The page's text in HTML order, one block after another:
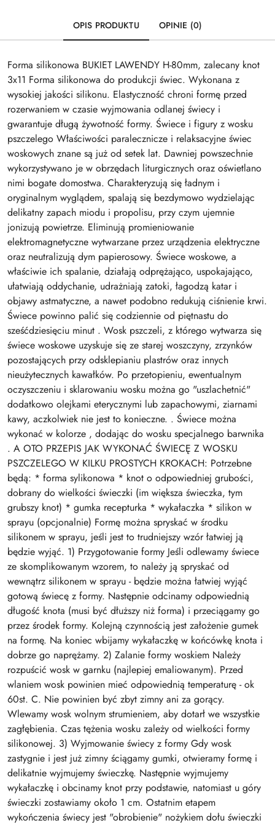
OPIS PRODUKTU OPINIE (0)
Forma silikonowa BUKIET LAWENDY H-80mm, zalecany knot
3x11 Forma silikonowa do produkcji świec. Wykonana z
wysokiej jakości silikonu. Elastyczność chroni formę przed
rozerwaniem w czasie wyjmowania odlanej świecy i
gwarantuje długą żywotność formy. Świece i figury z wosku
pszczelego Właściwości paralecznicze i relaksacyjne świec
woskowych znane są już od setek lat. Dawniej powszechnie
wykorzystywano je w obrzędach liturgicznych oraz oświetlano
nimi bogate domostwa. Charakteryzują się ładnym i
oryginalnym wyglądem, spalają się bezdymowo wydzielając
delikatny zapach miodu i propolisu, przy czym ujemnie
jonizują powietrze. Eliminują promieniowanie
elektromagnetyczne wytwarzane przez urządzenia elektryczne
oraz neutralizują dym papierosowy. Świece woskowe, a
właściwie ich spalanie, działają odprężająco, uspokajająco,
ułatwiają oddychanie, udrażniają zatoki, łagodzą katar i
objawy astmatyczne, a nawet podobno redukują ciśnienie krwi.
Świece powinno palić się codziennie od piętnastu do
sześćdziesięciu minut . Wosk pszczeli, z którego wytwarza się
świece woskowe uzyskuje się ze starej woszczyny, zrzynków
pozostających przy odsklepianiu plastrów oraz innych
nieużytecznych kawałków. Po przetopieniu, ewentualnym
oczyszczeniu i sklarowaniu wosku można go "uszlachetnić"
dodatkowo olejkami eterycznymi lub zapachowymi, ziarnami
kawy, aczkolwiek nie jest to konieczne. . Świece można
wykonać w kolorze , dodając do wosku specjalnego barwnika
. A OTO PRZEPIS JAK WYKONAĆ ŚWIECĘ Z WOSKU
PSZCZELEGO W KILKU PROSTYCH KROKACH: Potrzebne
będą: * forma sylikonowa * knot o odpowiedniej grubości,
dobrany do wielkości świeczki (im większa świeczka, tym
grubszy knot) * gumka recepturka * wykałaczka * silikon w
sprayu (opcjonalnie) Formę można spryskać w środku
silikonem w sprayu, jeśli jest to trudniejszy wzór łatwiej ją
będzie wyjąć. 1) Przygotowanie formy Jeśli odlewamy świece
ze skomplikowanym wzorem, to należy ją spryskać od
wewnątrz silikonem w sprayu - będzie można łatwiej wyjąć
gotową świecę z formy. Następnie odcinamy odpowiednią
długość knota (musi być dłuższy niż forma) i przeciągamy go
przez środek formy. Kolejną czynnością jest założenie gumek
na formę. Na koniec wbijamy wykałaczkę w końcówkę knota i
dobrze go naprężamy. 2) Zalanie formy woskiem Należy
rozpuścić wosk w garnku (najlepiej emaliowanym). Przed
wlaniem wosk powinien mieć odpowiednią temperaturę - ok
60st. C. Nie powinien być zbyt zimny ani za gorący.
Wlewamy wosk wolnym strumieniem, aby dotarł we wszystkie
zagłębienia. Czas tężenia wosku zależy od wielkości formy
silikonowej. 3) Wyjmowanie świecy z formy Gdy wosk
zastygnie i jest już zimny ściągamy gumki, otwieramy formę i
delikatnie wyjmujemy świeczkę. Następnie wyjmujemy
wykałaczkę i obcinamy knot przy podstawie, natomiast u góry
świeczki zostawiamy około 1 cm. Ostatnim etapem
wykończenia świecy jest "obrobienie" nożykiem dołu świeczki